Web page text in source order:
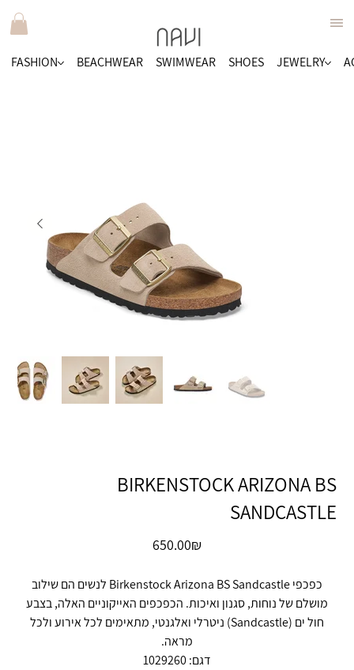
FASHION BEACHWEAR SWIMWEAR SHOES JEWELRY
BIRKENSTOCK ARIZONA BS
SANDCASTLE
‏650.00 ‏₪
כפכפי Birkenstock Arizona BS Sandcastle לנשים הם שילוב
מושלם של נוחות, סגנון ואיכות. הכפכפים האייקוניים האלה, בצבע
חול ים (Sandcastle) ניטרלי ואלגנטי, מתאימים לכל אירוע ולכל
מראה.
דגם: 1029260